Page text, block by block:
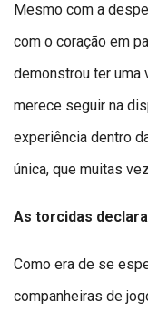
Mesmo com a
com o coração em
demonstrou ter uma
merece seguir na
experiência dentro
única, que muitas
As torcidas
Como era de se
companheiras de